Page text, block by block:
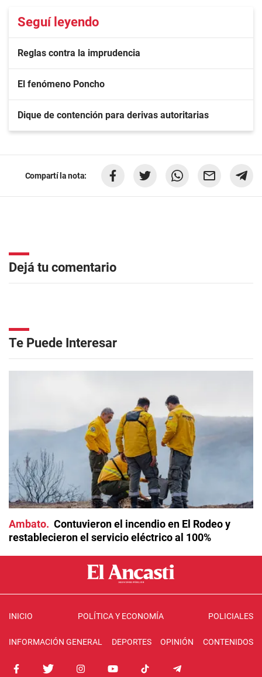
Seguí leyendo
Reglas contra la imprudencia
El fenómeno Poncho
Dique de contención para derivas autoritarias
Compartí la nota:
Dejá tu comentario
Te Puede Interesar
Ambato
Contuvieron el incendio en El Rodeo y
restablecieron el servicio eléctrico al 100%
INICIO POLÍTICA Y ECONOMÍA POLICIALES
INFORMACIÓN GENERAL DEPORTES OPINIÓN CONTENIDOS